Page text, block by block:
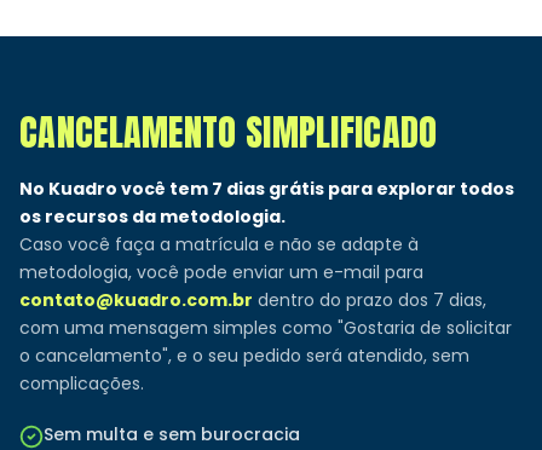
CANCELAMENTO SIMPLIFICADO
No Kuadro você tem 7 dias grátis para explorar todos
os recursos da metodologia.
Caso você faça a matrícula e não se adapte à
metodologia, você pode enviar um e-mail para
contato@kuadro.com.br dentro do prazo dos 7 dias,
com uma mensagem simples como "Gostaria de solicitar
o cancelamento", e o seu pedido será atendido, sem
complicações.
Sem multa e sem burocracia